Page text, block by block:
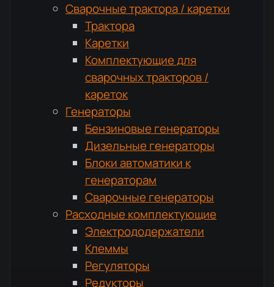
Сварочные трактора / каретки
Трактора
Каретки
Комплектующие для
сварочных тракторов /
кареток
Генераторы
Бензиновые генераторы
Дизельные генераторы
Блоки автоматики к
генераторам
Сварочные генераторы
Расходные комплектующие
Электрододержатели
Клеммы
Регуляторы
Редукторы